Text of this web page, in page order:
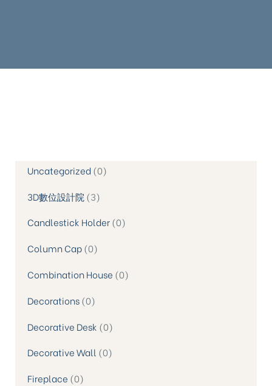
Uncategorized 0
3D數位設計院 3
Candlestick Holder 0
Column Cap 0
Combination House 0
Decorations 0
Decorative Desk 0
Decorative Wall 0
Fireplace 0